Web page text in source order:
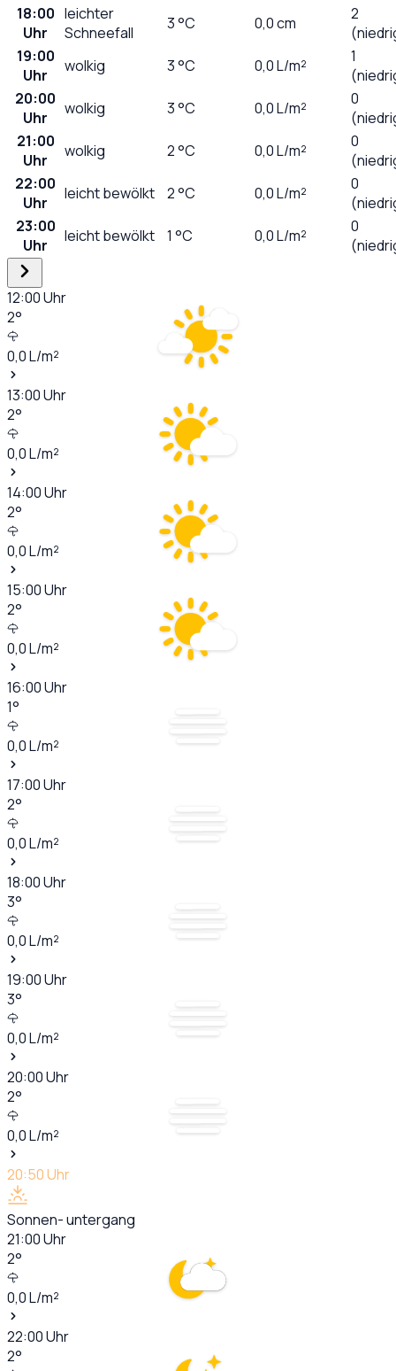
18:00
Uhr
leichter
Schneefall
3°C 0,0cm
2
19:00
Uhr
wolkig 3°C 0,0L/m²
1
20:00
Uhr
wolkig 3°C 0,0L/m²
0
21:00
Uhr
wolkig 2°C 0,0L/m²
0
22:00
Uhr
leicht bewölkt 2°C 0,0L/m²
0
23:00
Uhr
leicht bewölkt 1 °C 0,0L/m²
0
12:00Uhr
2°
0,0L/m²
13:00Uhr
2°
0,0L/m²
14:00Uhr
2°
0,0L/m²
15:00Uhr
2°
0,0L/m²
16:00Uhr
1°
0,0L/m²
17:00Uhr
2°
0,0L/m²
18:00Uhr
3°
0,0L/m²
19:00Uhr
3°
0,0L/m²
20:00Uhr
2°
0,0L/m²
20:50Uhr
Sonnen- untergang
21:00Uhr
2°
0,0L/m²
22:00Uhr
2°